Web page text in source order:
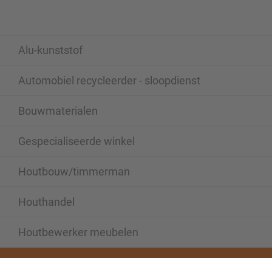
Alu-kunststof
Automobiel recycleerder - sloopdienst
Bouwmaterialen
Gespecialiseerde winkel
Houtbouw/timmerman
Houthandel
Houtbewerker meubelen